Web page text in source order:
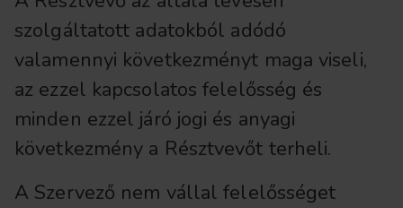
szolgáltatott adatokból adódó
valamennyi következményt maga viseli,
az ezzel kapcsolatos felelősség és
minden ezzel járó jogi és anyagi
következmény a Résztvevőt terheli.
A Szervező nem vállal felelősséget